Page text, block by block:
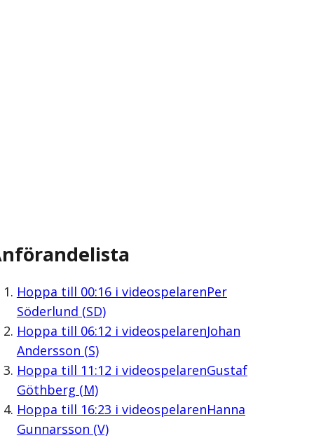
Hoppa till 00:16i videospelarenPer
Söderlund (SD)
Hoppa till 06:12 i videospelarenJohan
Andersson (S)
Hoppa till 11:12 i videospelarenGustaf
Göthberg (M)
Hoppa till 16:23 i videospelarenHanna
Gunnarsson (V)